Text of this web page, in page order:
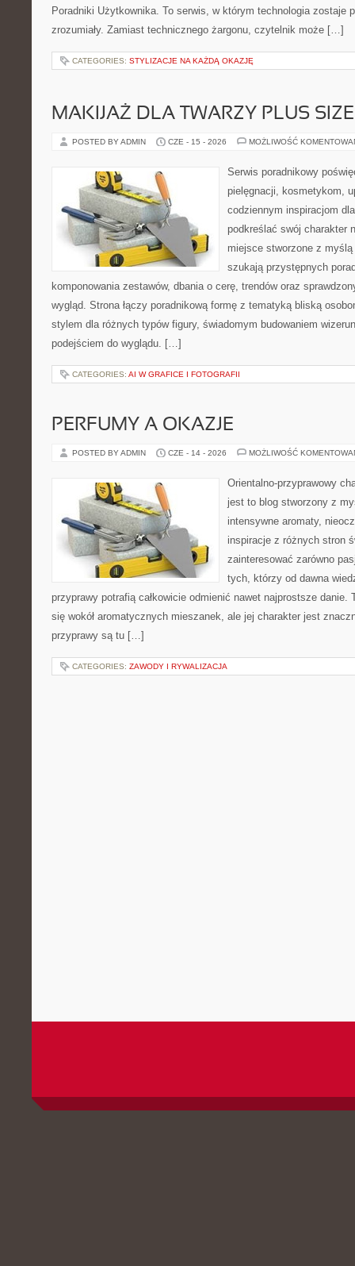
Poradniki Użytkownika. To serwis, w którym technologia zostaje
zrozumiały. Zamiast technicznego żargonu, czytelnik może […]
CATEGORIES: STYLIZACJE NA KAŻDĄ OKAZJĘ
MAKIJAŻ DLA TWARZY PLUS SIZE
POSTED BY ADMIN CZE - 15 - 2026 MOŻLIWOŚĆ
Serwis poradnikowy
pielęgnacji, kosmetykom,
codziennym inspiracjom
podkreślać swój charakter
miejsce stworzone z
szukają przystępnych
komponowania zestawów, dbania o cerę, trendów oraz
wygląd. Strona łączy poradnikową formę z tematyką bliską
stylem dla różnych typów figury, świadomym budowaniem
podejściem do wyglądu. […]
CATEGORIES: AI W GRAFICE I FOTOGRAFII
PERFUMY A OKAZJE
POSTED BY ADMIN CZE - 14 - 2026 MOŻLIWOŚĆ
Orientalno-przyprawowy
jest to blog stworzony z
intensywne aromaty,
inspiracje z różnych stron
zainteresować zarówno
tych, którzy od dawna
przyprawy potrafią całkowicie odmienić nawet najprostsze danie.
się wokół aromatycznych mieszanek, ale jej charakter jest
przyprawy są tu […]
CATEGORIES: ZAWODY I RYWALIZACJA